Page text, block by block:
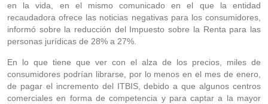
en la vida, en el mismo comunicado en el que la entidad
recaudadora ofrece las noticias negativas para los consumidores,
informó sobre la reducción del Impuesto sobre la Renta para las
personas jurídicas de 28% a 27%.
En lo que tiene que ver con el alza de los precios, miles de
consumidores podrían librarse, por lo menos en el mes de enero,
de pagar el incremento del ITBIS, debido a que algunos centros
comerciales en forma de competencia y para captar a la mayor